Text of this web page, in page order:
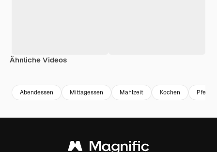
Ähnliche Videos
Abendessen Mittagessen Mahlzeit Kochen Pfeffer